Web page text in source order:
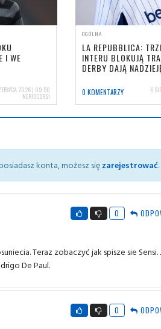
I WE
2026 | 09:50
NERIOCORSI
OGÓLNA
LA REPUBBLICA:
INTERU BLOKUJĄ
DERBY DAJĄ
0 KOMENTARZY 6
konta, możesz sięzarejestrować.
0
Teraz zobaczyć jak spisze sie Sensi.
De Paul.
0